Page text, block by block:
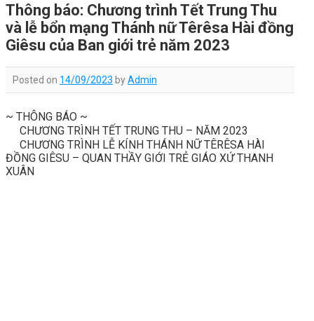
Thông báo: Chương trình Tết Trung Thu
và lễ bổn mạng Thánh nữ Têrêsa Hài đồng
Giêsu của Ban giới trẻ năm 2023
Posted on 14/09/2023 byAdmin
~ THÔNG BÁO ~
CHƯƠNG TRÌNH TẾT TRUNG THU – NĂM 2023
CHƯƠNG TRÌNH LỄ KÍNH THÁNH NỮ TÊRÊSA HÀI
ĐỒNG GIÊSU – QUAN THẦY GIỚI TRẺ GIÁO XỨ THANH
XUÂN